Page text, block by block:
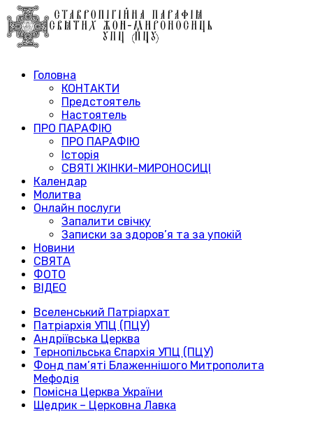
Головна
КОНТАКТИ
Предстоятель
Настоятель
ПРО ПАРАФІЮ
ПРО ПАРАФІЮ
Історія
СВЯТІ ЖІНКИ-МИРОНОСИЦІ
Календар
Молитва
Онлайн послуги
Запалити свічку
Записки за здоров’я та за упокій
Новини
СВЯТА
ФОТО
ВІДЕО
Вселенський Патріархат
Патріархія УПЦ (ПЦУ)
Андріївська Церква
Тернопільська Єпархія УПЦ (ПЦУ)
Фонд пам’яті Блаженнішого Митрополита
Мефодія
Помісна Церква України
Щедрик – Церковна Лавка